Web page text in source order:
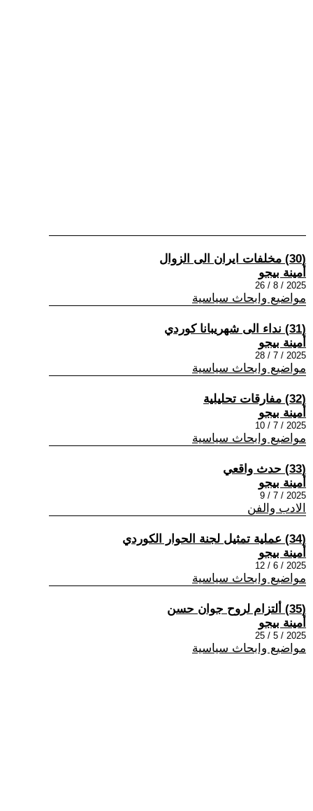
(30) مخلفات ايران الى الزوال
أمينة بيجو
2025 / 8 / 26
مواضيع وابحاث سياسية
(31) نداء الى شهريبانا كوردي
أمينة بيجو
2025 / 7 / 28
مواضيع وابحاث سياسية
(32) مفارقات تحليلية
أمينة بيجو
2025 / 7 / 10
مواضيع وابحاث سياسية
(33) حدث واقعي
أمينة بيجو
2025 / 7 / 9
الادب والفن
(34) عملية تمثيل لجنة الحوار الكوردي
أمينة بيجو
2025 / 6 / 12
مواضيع وابحاث سياسية
(35) ألتزام لروح جوان حسن
أمينة بيجو
2025 / 5 / 25
مواضيع وابحاث سياسية